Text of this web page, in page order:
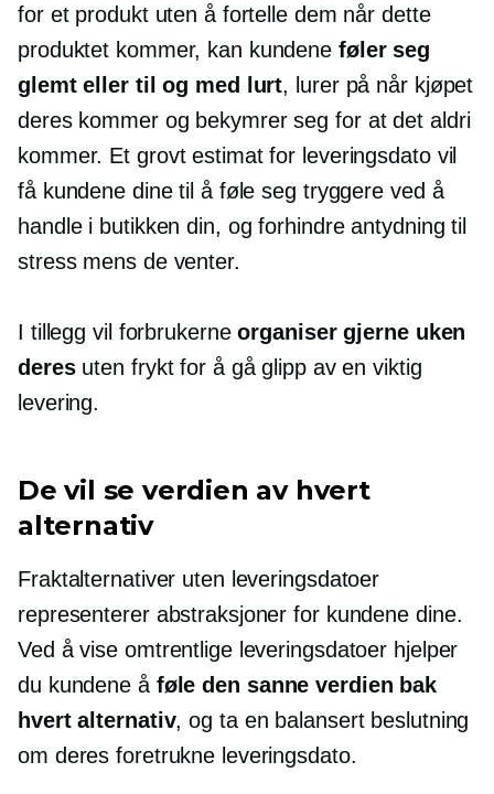
for et produkt uten å fortelle dem når dette
produktet kommer, kan kundene føler seg
glemt eller til og med lurt, lurer på når kjøpet
deres kommer og bekymrer seg for at det aldri
kommer. Et grovt estimat for leveringsdato vil
få kundene dine til å føle seg tryggere ved å
handle i butikken din, og forhindre antydning til
stress mens de venter.
I tillegg vil forbrukerneorganiser gjerne uken
deresuten frykt for å gå glipp av en viktig
levering.
De vil se verdien av hvert
alternativ
Fraktalternativer uten leveringsdatoer
representerer abstraksjoner for kundene dine.
Ved å vise omtrentlige leveringsdatoer hjelper
du kundene å føle den sanne verdien bak
hvert alternativ, og ta en balansert beslutning
om deres foretrukne leveringsdato.